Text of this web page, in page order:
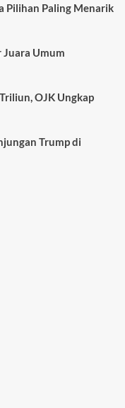
Pilihan Paling Menarik
Juara Umum
OJK Ungkap
Trump di